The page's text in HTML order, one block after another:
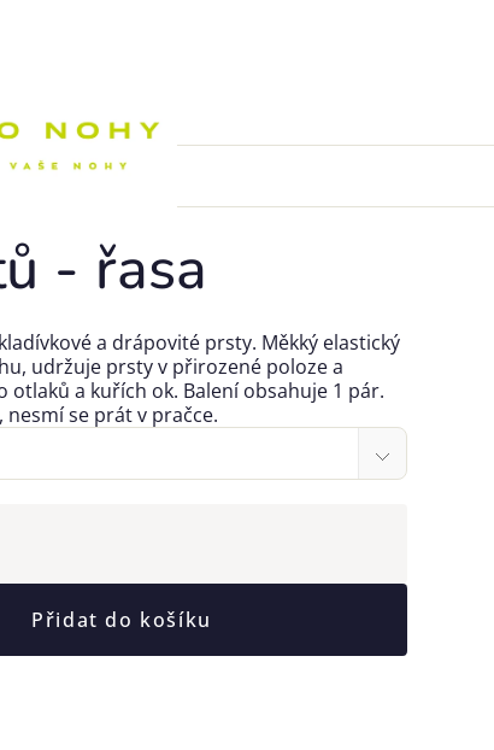
- řasa
Přidat do košíku
a drápovité prsty. Měkký elastický
udržuje prsty v přirozené poloze a
otlaků a kuřích ok. Balení obsahuje 1 pár.
se prát v pračce.